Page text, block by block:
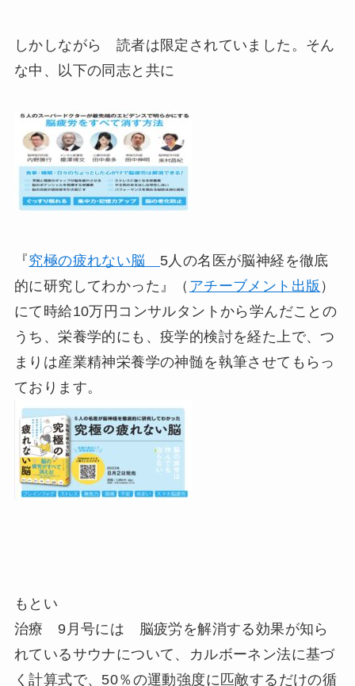
しかしながら 読者は限定されていました。そん
な中、以下の同志と共に
『究極の疲れない脳 5人の名医が脳神経を徹底
的に研究してわかった』（ アチーブメント出版 ）
にて時給10万円コンサルタントから学んだことの
うち、栄養学的にも、疫学的検討を経た上で、つ
まりは産業精神栄養学の神髄を執筆させてもらっ
ております。
もとい
治療 9月号には 脳疲労を解消する効果が知ら
れているサウナについて、カルボーネン法に基づ
く計算式で、50％の運動強度に匹敵するだけの循